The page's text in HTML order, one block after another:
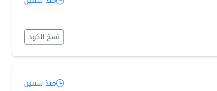
نسخ الكود
منذ سنتين